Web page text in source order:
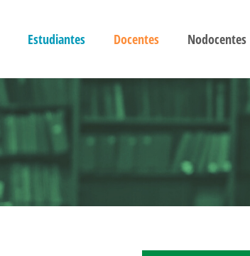
Estudiantes Docentes Nodocentes